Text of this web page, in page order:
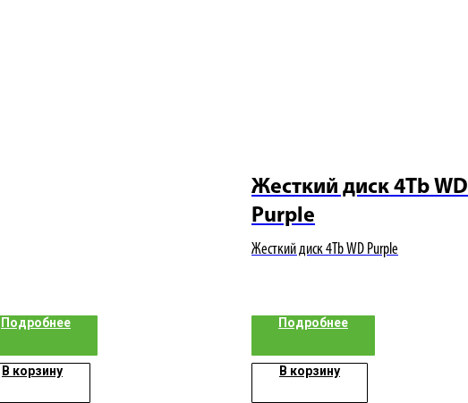
Подробнее
В корзину
Жесткий диск 4Tb WD
Purple
Жесткий диск 4Tb WD Purple
Подробнее
В корзину